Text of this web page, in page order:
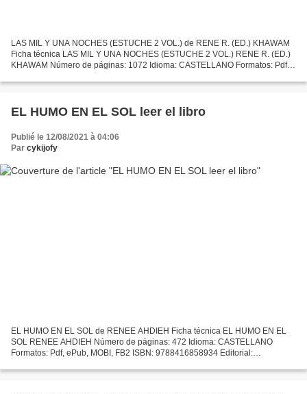
LAS MIL Y UNA NOCHES (ESTUCHE 2 VOL.) de RENE R. (ED.) KHAWAM
Ficha técnica LAS MIL Y UNA NOCHES (ESTUCHE 2 VOL.) RENE R. (ED.)
KHAWAM Número de páginas: 1072 Idioma: CASTELLANO Formatos: Pdf,
EL HUMO EN EL SOL leer el libro
Publié le 12/08/2021 à 04:06
Par cykijofy
EL HUMO EN EL SOL de RENEE AHDIEH Ficha técnica EL HUMO EN EL
SOL RENEE AHDIEH Número de páginas: 472 Idioma: CASTELLANO
Formatos: Pdf, ePub, MOBI, FB2 ISBN: 9788416858934 Editorial:
Ebooks...